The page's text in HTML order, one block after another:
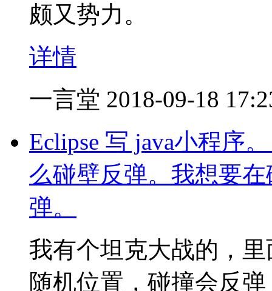
颇又势力。
详情
一言堂 2018-09-18
Eclipse 写 java小程序
么碰壁反弹。我想要
弹。
我有个坦克大战的，
随机位置，碰撞会反